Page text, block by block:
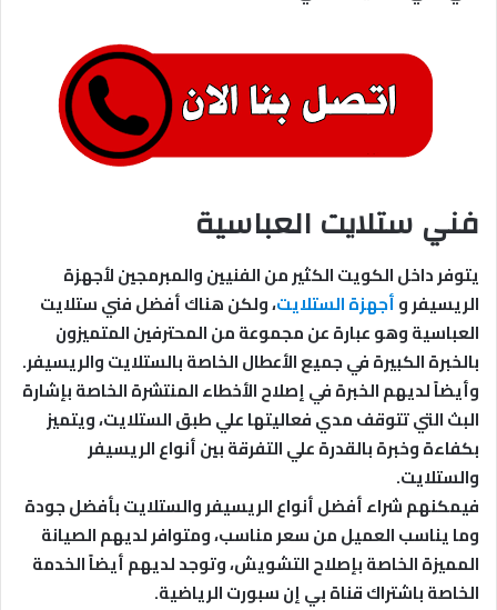
فني ستلايت العباسية
يتوفر داخل الكويت الكثير من الفنيين والمبرمجين لأجهزة
الريسيفر وأجهزة الستلايت، ولكن هناك أفضل فني ستلايت
العباسية وهو عبارة عن مجموعة من المحترفين المتميزون
بالخبرة الكبيرة في جميع الأعطال الخاصة بالستلايت والريسيفر.
وأيضاً لديهم الخبرة في إصلاح الأخطاء المنتشرة الخاصة بإشارة
البث التي تتوقف مدي فعاليتها علي طبق الستلايت، ويتميز
بكفاءة وخبرة بالقدرة علي التفرقة بين أنواع الريسيفر
والستلايت.
فيمكنهم شراء أفضل أنواع الريسيفر والستلايت بأفضل جودة
وما يناسب العميل من سعر مناسب، ومتوافر لديهم الصيانة
المميزة الخاصة بإصلاح التشويش، وتوجد لديهم أيضاً الخدمة
الخاصة باشتراك قناة بي إن سبورت الرياضية.